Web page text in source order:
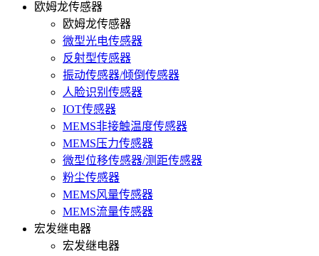
欧姆龙传感器
欧姆龙传感器
微型光电传感器
反射型传感器
振动传感器/倾倒传感器
人脸识别传感器
IOT传感器
MEMS非接触温度传感器
MEMS压力传感器
微型位移传感器/测距传感器
粉尘传感器
MEMS风量传感器
MEMS流量传感器
宏发继电器
宏发继电器